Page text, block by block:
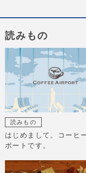
読みもの
読みもの
はじめまして。コーヒ
ポートです。